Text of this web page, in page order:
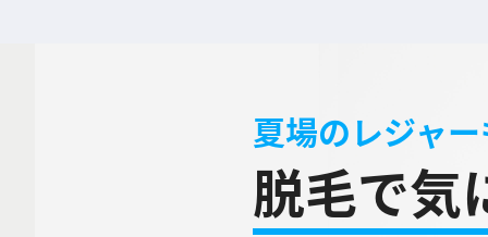
夏場のレジャ
脱毛で気